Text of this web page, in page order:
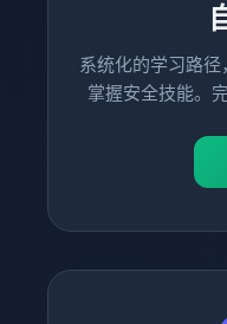
系统化的学习路
掌握安全技能。